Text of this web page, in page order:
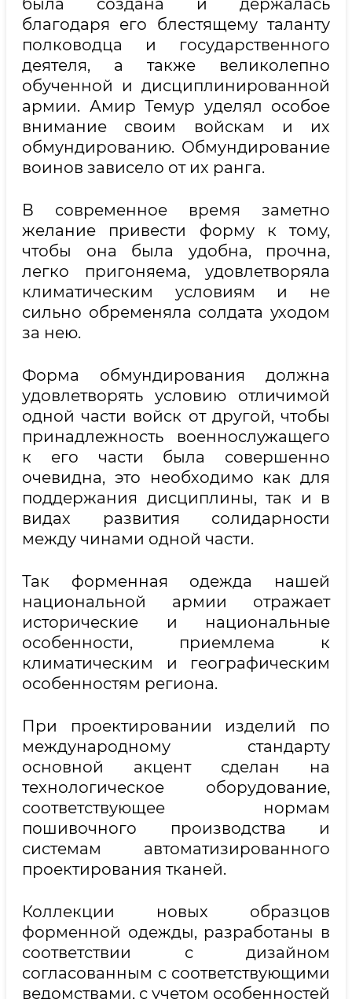
была создана и держалась
благодаря его блестящему таланту
полководца и государственного
деятеля, а также великолепно
обученной и дисциплинированной
армии. Амир Темур уделял особое
внимание своим войскам и их
обмундированию. Обмундирование
воинов зависело от их ранга.
В современное время заметно
желание привести форму к тому,
чтобы она была удобна, прочна,
легко пригоняема, удовлетворяла
климатическим условиям и не
сильно обременяла солдата уходом
за нею.
Форма обмундирования должна
удовлетворять условию отличимой
одной части войск от другой, чтобы
принадлежность военнослужащего
к его части была совершенно
очевидна, это необходимо как для
поддержания дисциплины, так и в
видах развития солидарности
между чинами одной части.
Так форменная одежда нашей
национальной армии отражает
исторические и национальные
особенности, приемлема к
климатическим и географическим
особенностям региона.
При проектировании изделий по
международному стандарту
основной акцент сделан на
технологическое оборудование,
соответствующее нормам
пошивочного производства и
системам автоматизированного
проектирования тканей.
Коллекции новых образцов
форменной одежды, разработаны в
соответствии с дизайном
согласованным с соответствующими
ведомствами, с учетом особенностей